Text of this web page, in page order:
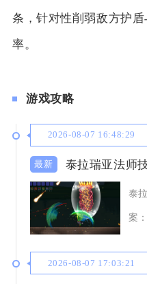
条，针对性削弱敌方护
率。
游戏攻略
2026-08-07 16:48:29
泰拉瑞亚法师
泰
案
2026-08-07 17:03:21